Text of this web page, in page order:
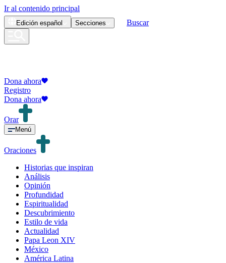
Ir al contenido principal
Edición español Secciones Buscar
Dona ahora
Registro
Dona ahora
Orar
Menú
Oraciones
Historias que inspiran
Análisis
Opinión
Profundidad
Espiritualidad
Descubrimiento
Estilo de vida
Actualidad
Papa Leon XIV
México
América Latina